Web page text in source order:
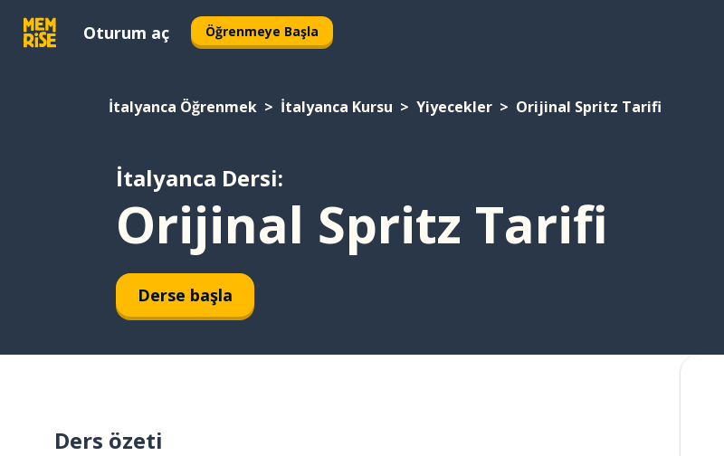
Oturum aç Öğrenmeye Başla
İtalyanca Öğrenmek İtalyanca Kursu Yiyecekler Orijinal Spritz Tarifi
İtalyanca Dersi:
Orijinal Spritz Tarifi
Derse başla
Ders özeti